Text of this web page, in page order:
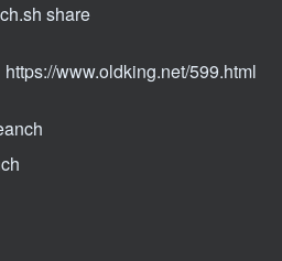
share
www.oldking.net/599.html